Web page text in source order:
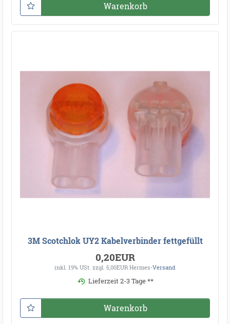
Warenkorb
3M Scotchlok UY2 Kabelverbinder fettgefüllt
0,20EUR
inkl. 19% USt. zzgl. 5,00EUR Hermes-Versand
Lieferzeit 2-3 Tage **
Warenkorb